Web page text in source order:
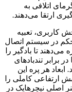
اتلافی به
ارتقا می‌دهند.
کاربری، تعبیه
در سیستم اتصال
تا بادگیر را
برابر تندبادهای
ابعاد هر پره این
ارتفاعی کاملی را
اصلی نیچرهایک در